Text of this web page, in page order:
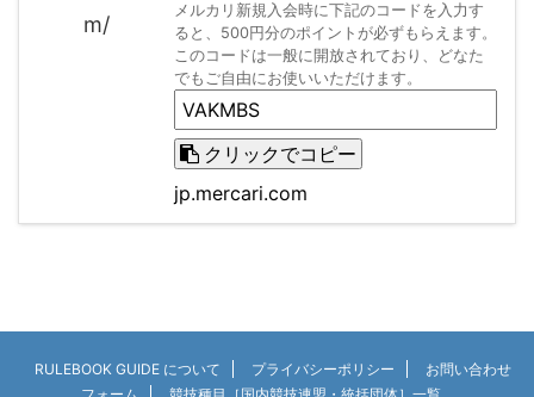
メルカリ新規入会時に下記のコードを入力す
ると、500円分のポイントが必ずもらえます。
このコードは一般に開放されており、どなた
でもご自由にお使いいただけます。
クリックでコピー
jp.mercari.com
RULEBOOK GUIDE について プライバシーポリシー
お問い合わせ